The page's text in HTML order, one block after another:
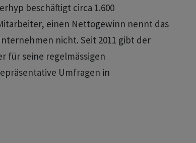
beschäftigt circa 1.600
einen Nettogewinn nennt das
nicht. Seit 2011 gibt der
für seine regelmässigen
Umfragen in